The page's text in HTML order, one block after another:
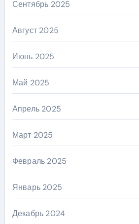
Сентябрь 2025
Август 2025
Июнь 2025
Май 2025
Апрель 2025
Март 2025
Февраль 2025
Январь 2025
Декабрь 2024